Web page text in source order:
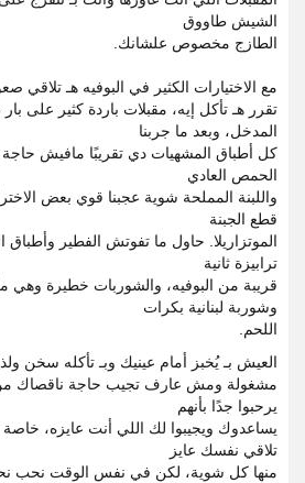
الشيش طاووق
الطازج مخصوص علشانك.
مع الاختيارات الكثير في البوفيه هـ تلاقي
تقرر هـ تأكل إيه، مقبلات باردة كثير على
المدخل، وبعد ما جربنا
كل أطباق المشهيات دي تقريبًا مافيش
الحمص العادي
واللبنة المملحة شوية عجبنا قوي بعض
قطع الجبنة
الموتزاريلا. حاول ما تفوتش الفطير وأطباق
ترابيزة ثانية
قريبة من البوفيه، والشوربات خطيرة وهي
وشوربة لبنانية بكرات
اللحم.
العيش بـ يُخبز أمام عينيك وبـ تأكله سخن
مشغولة ومش عارف تجيب حاجة ناقصاك من
يرحبوا جدًا بأنهم
يساعدوك ويجيبوا لك اللي أنت عايزه،
تلاقي نفسك عايز
منها كل شوية، لكن في نفس الوقت نحب